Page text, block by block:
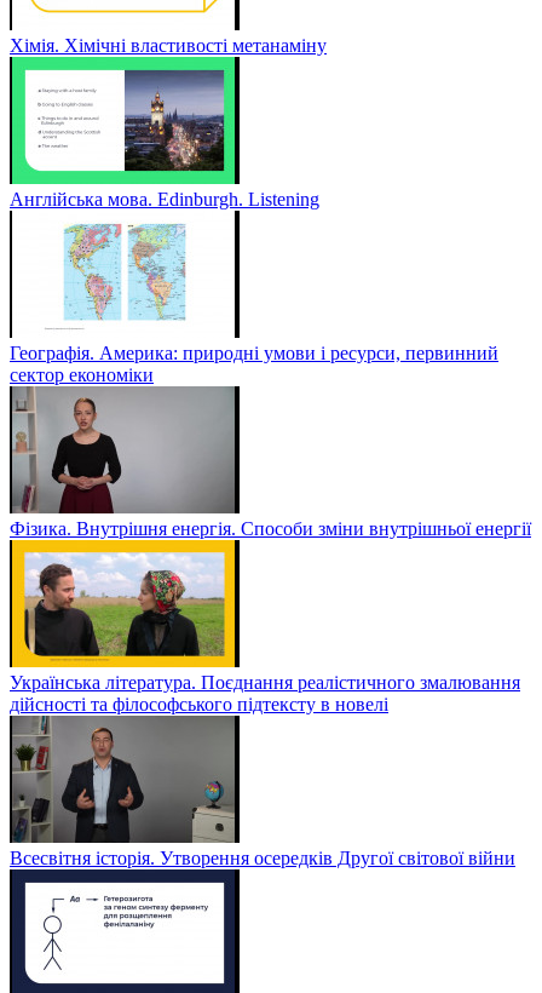
Хімія. Хімічні властивості метанаміну
Англійська мова. Edinburgh. Listening
Географія. Америка: природні умови і ресурси, первинний
сектор економіки
Фізика. Внутрішня енергія. Способи зміни внутрішньої енергії
Українська література. Поєднання реалістичного змалювання
дійсності та філософського підтексту в новелі
Всесвітня історія. Утворення осередків Другої світової війни